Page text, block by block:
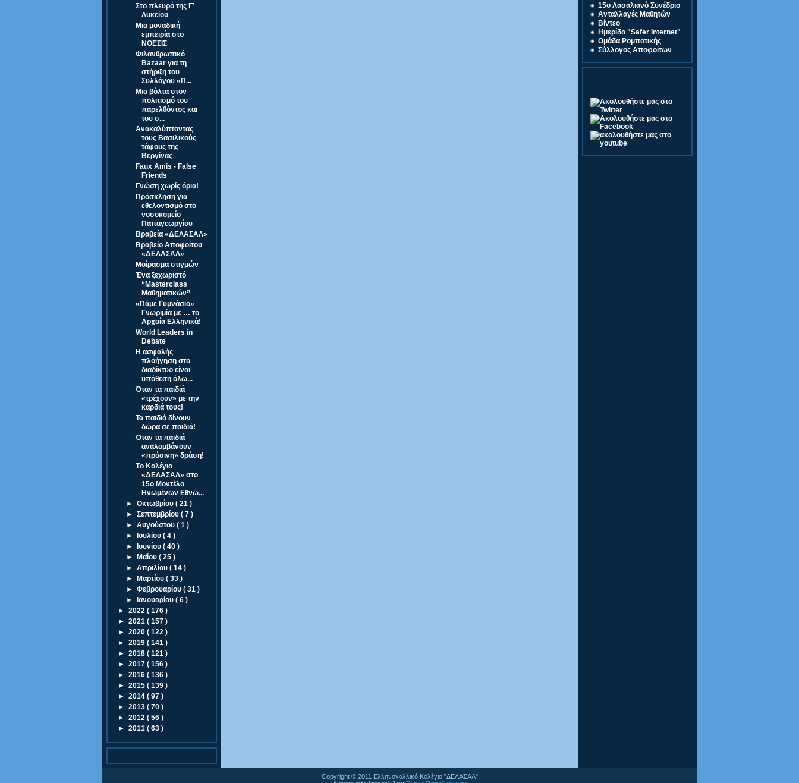
Στο πλευρό της Γ’
Λυκείου
Μια μοναδική
εμπειρία στο
ΝΟΕΣΙΣ
Φιλανθρωπικό
Bazaar για τη
στήριξη του
Συλλόγου «Π...
Μια βόλτα στον
πολιτισμό του
παρελθόντος και
του σ...
Ανακαλύπτοντας
τους Βασιλικούς
τάφους της
Βεργίνας
Faux Amis - False
Friends
Γνώση χωρίς όρια!
Πρόσκληση για
εθελοντισμό στο
νοσοκομείο
Παπαγεωργίου
Βραβεία «ΔΕΛΑΣΑΛ»
Βραβείο Αποφοίτου
«ΔΕΛΑΣΑΛ»
Μοίρασμα στιγμών
Ένα ξεχωριστό
“Masterclass
Μαθηματικών”
«Πάμε Γυμνάσιο»
Γνωριμία με … το
Αρχαία Ελληνικά!
World Leaders in
Debate
Η ασφαλής
πλοήγηση στο
διαδίκτυο είναι
υπόθεση όλω...
Όταν τα παιδιά
«τρέχουν» με την
καρδιά τους!
Τα παιδιά δίνουν
δώρα σε παιδιά!
Όταν τα παιδιά
αναλαμβάνουν
«πράσινη» δράση!
Tο Κολέγιο
«ΔΕΛΑΣΑΛ» στο
15o Μοντέλο
Ηνωμένων Εθνώ...
►Οκτωβρίου( 21 )
►Σεπτεμβρίου( 7 )
►Αυγούστου( 1 )
►
Ιουλίου( 4 )
►
Ιουνίου( 40 )
►
Μαΐου( 25 )
►Απριλίου( 14 )
►
Μαρτίου( 33 )
►Φεβρουαρίου( 31 )
►
Ιανουαρίου( 6 )
► 2022 ( 176 )
► 2021 ( 157 )
► 2020 ( 122 )
► 2019 ( 141 )
► 2018 ( 121 )
► 2017 ( 156 )
► 2016 ( 136 )
► 2015 ( 139 )
► 2014 ( 97 )
► 2013 ( 70 )
► 2012 ( 56 )
► 2011 ( 63 )
15o Λασαλιανό Συνέδριο
Ανταλλαγές Μαθητών
Βίντεο
Ημερίδα "Safer Internet"
Ομάδα Ρομποτικής
Σύλλογος Αποφοίτων
Copyright © 2011 Ελληνογαλλικό Κολέγιο "ΔΕΛΑΣΑΛ"